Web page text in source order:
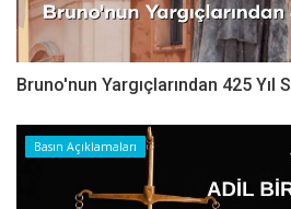
Bruno'nun Yargıçlarından 425 Yıl
Basın Açıklamaları